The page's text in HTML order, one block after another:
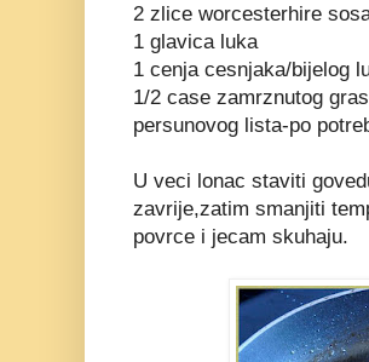
2 zlice worcesterhire
1 glavica luka
1 cenja cesnjaka/bijelog
1/2 case zamrznutog
persunovog lista-po
U veci lonac staviti
zavrije,zatim smanjiti
povrce i jecam skuhaju.